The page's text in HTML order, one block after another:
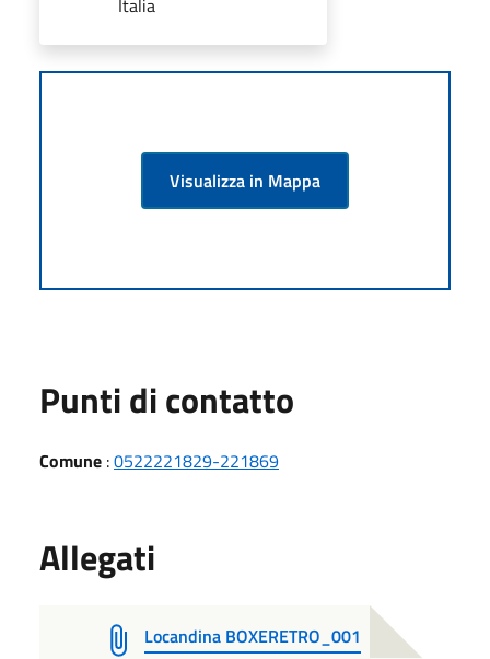
Italia
Visualizza in Mappa
Punti di contatto
Comune :0522221829-221869
Allegati
Locandina BOXERETRO_001